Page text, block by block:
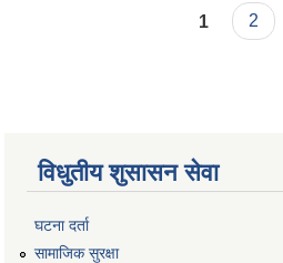
1 2
विधुतीय शुसासन सेवा
घटना दर्ता
सामाजिक सुरक्षा